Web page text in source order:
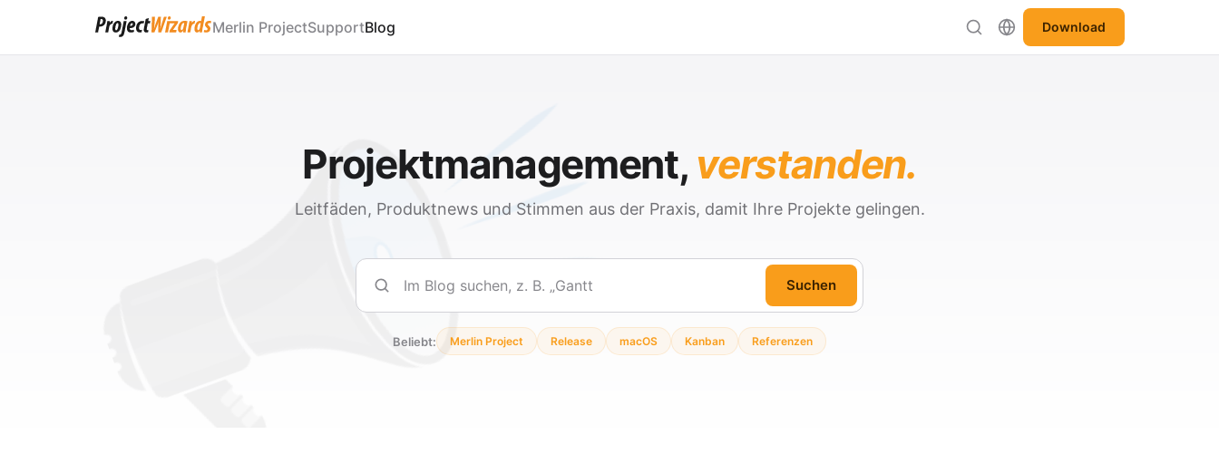
Merlin ProjectSupportBlog Download
Projektmanagement, verstanden.
Leitfäden, Produktnews und Stimmen aus der Praxis, damit Ihre Projekte gelingen.
Suchen
Suchen
Beliebt: Merlin Project Release macOS Kanban Referenzen